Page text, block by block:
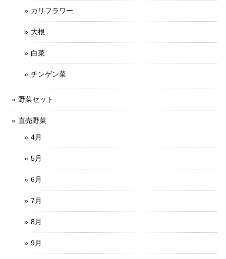
カリフラワー
大根
白菜
チンゲン菜
野菜セット
直売野菜
4月
5月
6月
7月
8月
9月